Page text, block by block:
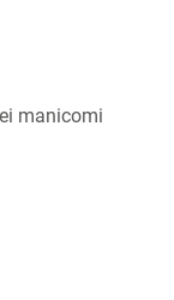
manicomi